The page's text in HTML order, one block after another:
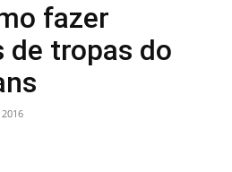
fazer
de tropas do